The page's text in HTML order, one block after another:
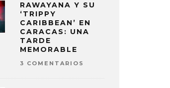
RAWAYANA Y SU
‘TRIPPY
CARIBBEAN’ EN
CARACAS: UNA
TARDE
MEMORABLE
3 COMENTARIOS